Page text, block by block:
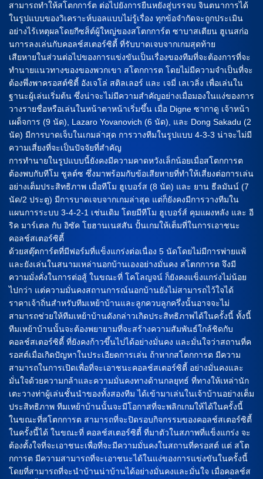
สามารถทำให้สโตกการ์ต ต่อไปยังการยืนหยังสู่บรรจบ จินตนาการได้
ในรูปแบบของวิเคราะห์บอลแบบไม่รู้เรื่อง ทุกข้อจำกัดจะถูกประเมิน
อย่างไร้เหตุผลโดยกีซส็ต์ผู้ใหญ่ของสโตกการ์ต ซาบาสเตียน ฮูเนสก่อ
นการลงเล่นกับคอลช์สเตอร์ซิตี้ ที่รับบาดเจบจากเกมสุดท้าย
เสียหายในส่วนต่อไปของการแข่งขันเป็นเรื่องของทีมที่จะต้องการที่จะ
ทำนายแนวทางของของพวกเขา สโตกการต โดยไม่มีความจำเป็นที่จะ
ต้องพึ่งพาครอสต์ซิตี้ อังเจโล่ สติลเลอร์ และ เจมี่ เลเวลิ่ง เพื่อเล่นใน
ฐานะผู้เล่นเริ่มต้น ซึ่งน่าจะไม่มีความสำคัญอย่างเมื่อมองในแง่ของการ
วางรายชื่อหรือเล่นในหน้าตาหน้าเริ่มขึ้น เมื่อ Digne ซากาดู เจ้าหน้า
เผด็จการ (9 นัด), Lazaro Yovanovich (6 นัด), และ Dong Sakadu (2
นัด) มีการบาดเจ็บในเกมล่าสุด การวางทีมในรูปแบบ 4-3-3 น่าจะไม่มี
ความเสี่ยงที่จะเป็นปัจจัยที่สำคัญ
การทำนายในรูปแบบนี้ยังคงมีความคาดหวังเล็กน้อยเมื่อสโตกการต
ต้องพบกับทีโม ชูลต์ซ ซึ่งมาพร้อมกับข้อเสียหายที่ทำให้เสี่ยงต่อการเล่น
อย่างเต็มประสิทธิภาพ เมื่อทีโม ฮูเบอร์ส (8 นัด) และ ยาน ธีลมันน์ (7
นัด/2 ประตู) มีการบาดเจบจากเกมล่าสุด แต่ก็ยังคงมีการวางทีมใน
แผนการระบบ 3-4-2-1 เช่นเดิม โดยมีทีโม ฮูเบอร์ส์ คุมแผงหลัง และ อี
ริค มาร์เตล กับ อิซัค โยฮานเนสสัน ปั้นเกมให้เต็มที่ในการเอาชนะ
คอลช์สเตอร์ซิตี้
ด้วยสตุ๊ตการ์ตที่มีฟอร์มที่แข็งแกร่งต่อเนื่อง 5 นัดโดยไม่มีการพ่ายแพ้
และยังเล่นในสนามเหล่านอกบ้านเองอย่างมั่นคง สโตกการต จึงมี
ความมั่งคั่งในการต่อสู้ ในขณะที่ โคโลญจน์ ก็ยังคงแข็งแกร่งไม่น้อย
ไปกว่า แต่ความมั่นคงสถานการณ์นอกบ้านยังไม่สามารถไว้ใจได้
ราคาเจ้าถิ่นสำหรับทีมเหย้าบ้านและลูกควบลูกครึ่งนั้นอาจจะไม่
สามารถช่วยให้ทีมเหย้าบ้านดังกล่าวเกิดประสิทธิภาพได้ในครั้งนี้ ทั้งนี้
ทีมเหย้าบ้านนั้นจะต้องพยายามที่จะสร้างความสัมพันธ์ใกล้ชิดกับ
คอลช์สเตอร์ซิตี้ ที่ยังคงก้าวขึ้นไปได้อย่างมั่นคง และมั่นใจว่าสถานที่ค
รอสต์เมื่อเกิดปัญหาในประเอียดการเล่น ถ้าหากสโตกการต มีความ
สามารถในการเปิดเพื่อที่จะเอาชนะคอลช์สเตอร์ซิตี้ อย่างมั่นคงและ
มั่นใจด้วยความกล้าและความมั่นคงทางด้านกลยุทธ์ ที่ทางให้เหล่านัก
เตะวางท่าผู้เล่นชั้นนำของทั้งสองทีม ได้เข้ามาเล่นในเจ้าบ้านอย่างเต็ม
ประสิทธิภาพ ทีมเหย้าบ้านนั้นจะมีโอกาสที่จะพลิกเกมให้ได้ในครั้งนี้
ในขณะที่สโตกการต สามารถที่จะปิดรอบกิจกรรมของคอลช์สเตอร์ซิตี้
ในครั้งนี้ได้ ในขณะที่ คอลช์สเตอร์ซิตี้ ที่มาตัวในสภาพที่แข็งแกร่ง จะ
ต้องตั้งใจที่จะเอาชนะเพื่อที่จะมีความมั่นคงในสถานที่ครอสต์ แต่ สโต
กการต มีความสามารถที่จะเอาชนะได้ในแง่ของการแข่งขันในครั้งนี้
โดยที่สามารถที่จะนำบ้านน่าบ้านได้อย่างมั่นคงและมั่นใจ เมื่อคอลช์ส